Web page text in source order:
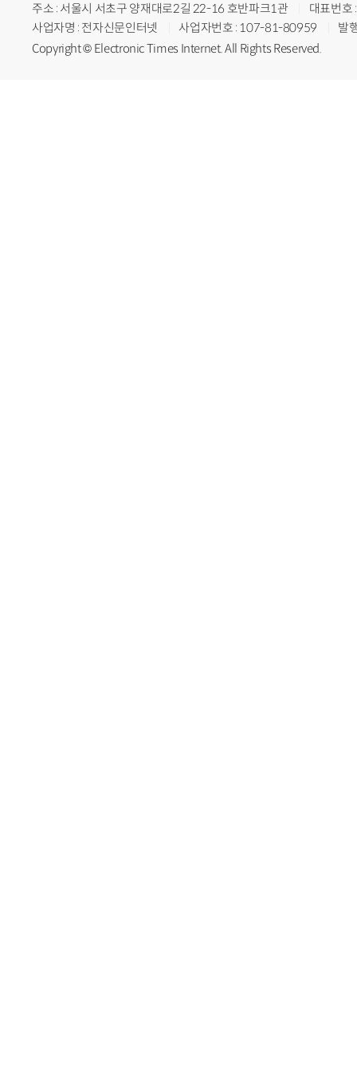
주소 : 서울시 서초구 양재대로2길 22-16 호반파크1관
대표번
사업자명 : 전자신문인터넷
사업자번호 : 107-81-80959
발
Copyright © Electronic Times Internet. All Rights Reserved.